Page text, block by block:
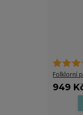
Folklorní
949